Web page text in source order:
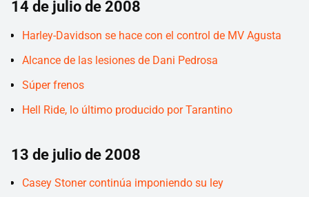
14 de julio de 2008
Harley-Davidson se hace con el control de MV Agusta
Alcance de las lesiones de Dani Pedrosa
Súper frenos
Hell Ride, lo último producido por Tarantino
13 de julio de 2008
Casey Stoner continúa imponiendo su ley